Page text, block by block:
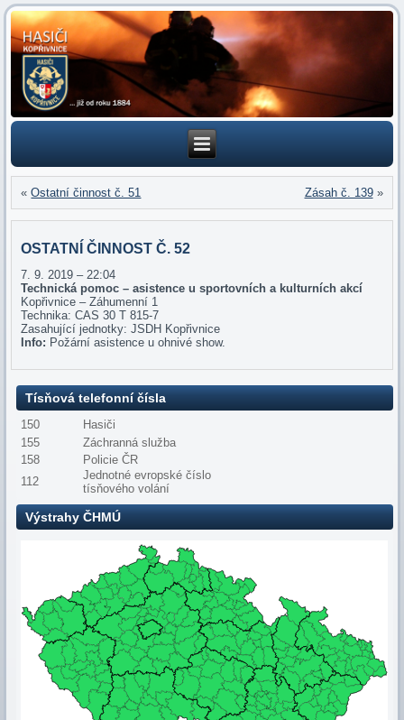
«Ostatní činnost č. 51 Zásah č. 139»
OSTATNÍ ČINNOST Č. 52
7. 9. 2019 – 22:04
Technická pomoc – asistence u sportovních a kulturních akcí
Kopřivnice – Záhumenní 1
Technika: CAS 30 T 815-7
Zasahující jednotky: JSDH Kopřivnice
Info: Požární asistence u ohnivé show.
Tísňová telefonní čísla
150
Hasiči
155
Záchranná služba
158
Policie ČR
112
Jednotné evropské číslo
tísňového volání
Výstrahy ČHMÚ